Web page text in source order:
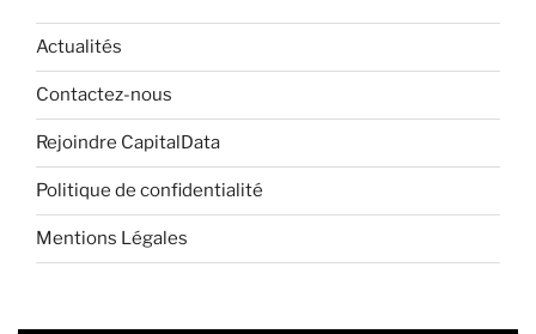
Actualités
Contactez-nous
Rejoindre CapitalData
Politique de confidentialité
Mentions Légales